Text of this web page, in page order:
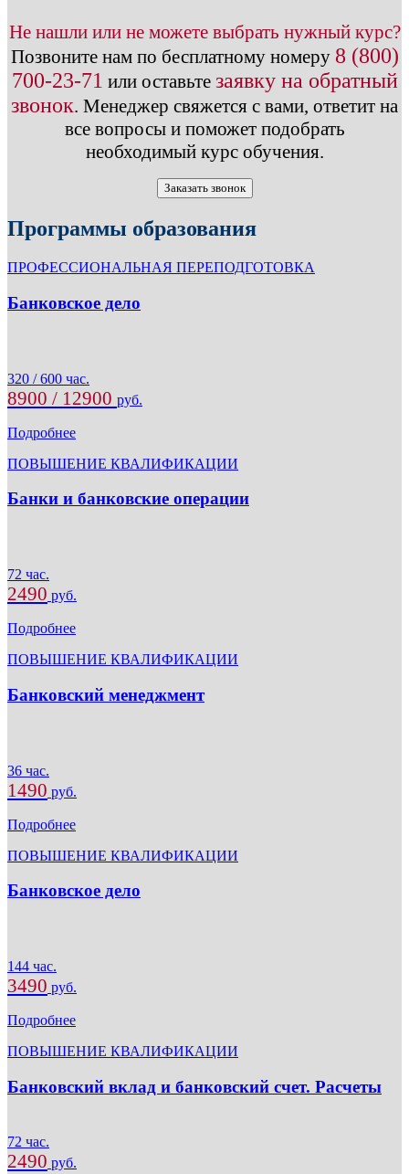
Не нашли или не можете выбрать нужный курс?
Позвоните нам по бесплатному номеру 8 (800)
700-23-71 или оставьте заявку на обратный
звонок. Менеджер свяжется с вами, ответит на
все вопросы и поможет подобрать
необходимый курс обучения.
Заказать звонок
Программы образования
ПРОФЕССИОНАЛЬНАЯ ПЕРЕПОДГОТОВКА
Банковское дело
320 / 600 час.
8900 / 12900 руб.
Подробнее
ПОВЫШЕНИЕ КВАЛИФИКАЦИИ
Банки и банковские операции
72 час.
2490 руб.
Подробнее
ПОВЫШЕНИЕ КВАЛИФИКАЦИИ
Банковский менеджмент
36 час.
1490 руб.
Подробнее
ПОВЫШЕНИЕ КВАЛИФИКАЦИИ
Банковское дело
144 час.
3490 руб.
Подробнее
ПОВЫШЕНИЕ КВАЛИФИКАЦИИ
Банковский вклад и банковский счет. Расчеты
72 час.
2490 руб.